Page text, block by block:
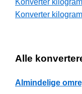
Konverter
Konverter
Alle
Almindelige